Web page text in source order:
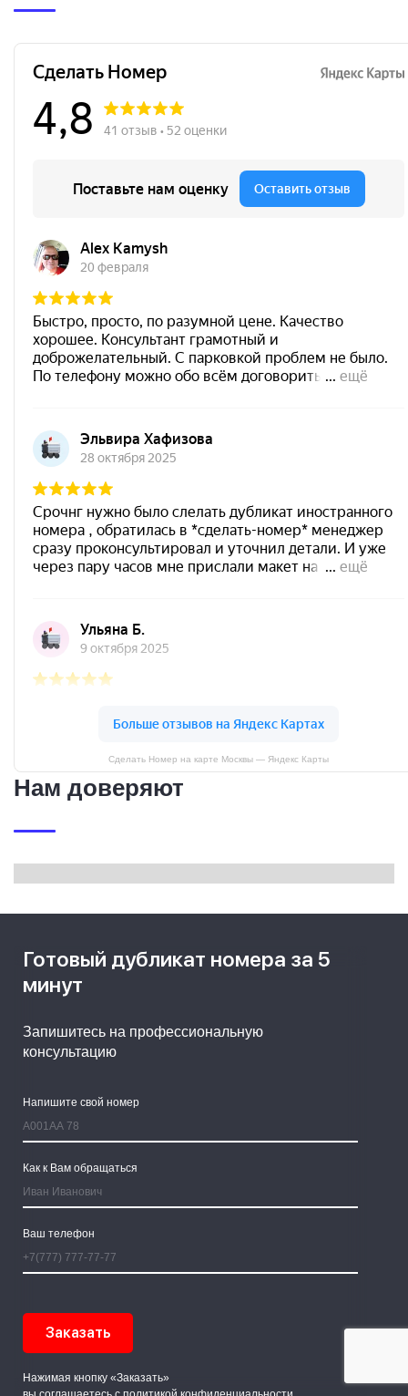
Сделать Номер на карте Москвы — Яндекс Карты
Нам доверяют
Готовый дубликат номера за 5
минут
Запишитесь на профессиональную
консультацию
Напишите свой номер
Как к Вам обращаться
Ваш телефон
Нажимая кнопку «Заказать»